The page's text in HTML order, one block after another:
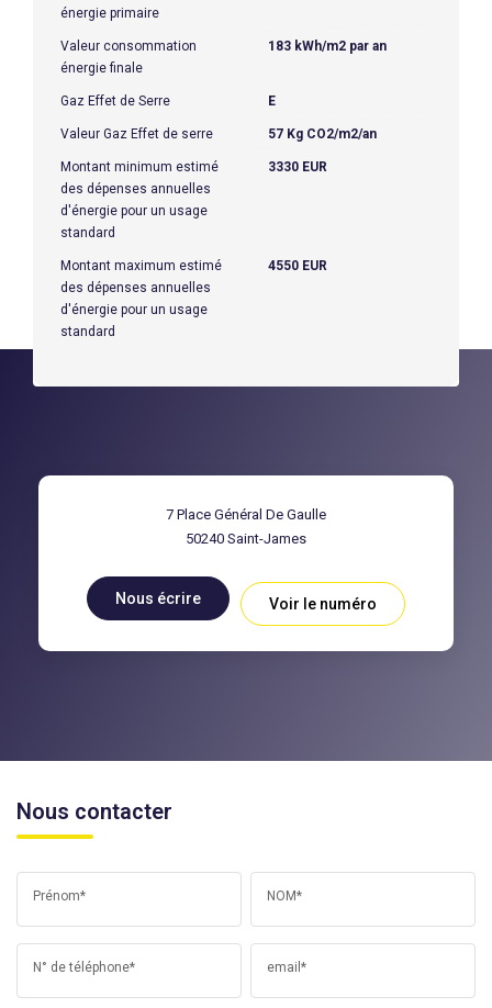
énergie primaire
Valeur consommation
énergie finale
183 kWh/m2 par an
Gaz Effet de Serre E
Valeur Gaz Effet de serre 57 Kg CO2/m2/an
Montant minimum estimé
des dépenses annuelles
d'énergie pour un usage
standard
3330 EUR
Montant maximum estimé
des dépenses annuelles
d'énergie pour un usage
standard
4550 EUR
7 Place Général De Gaulle
50240 Saint-James
Nous écrire Voir le numéro
Nous contacter
Prénom* NOM*
N° de téléphone* email*